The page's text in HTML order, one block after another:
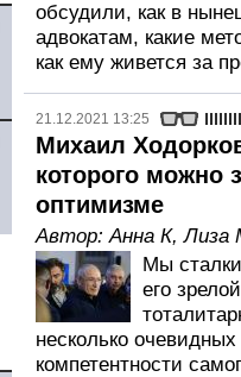
обсудили, как в
адвокатам, какие
как ему живется за
21.12.2021 13:25
Михаил
которого можно
оптимизме
Автор:Анна К,Лиза
Мы
его
несколько
компетентности